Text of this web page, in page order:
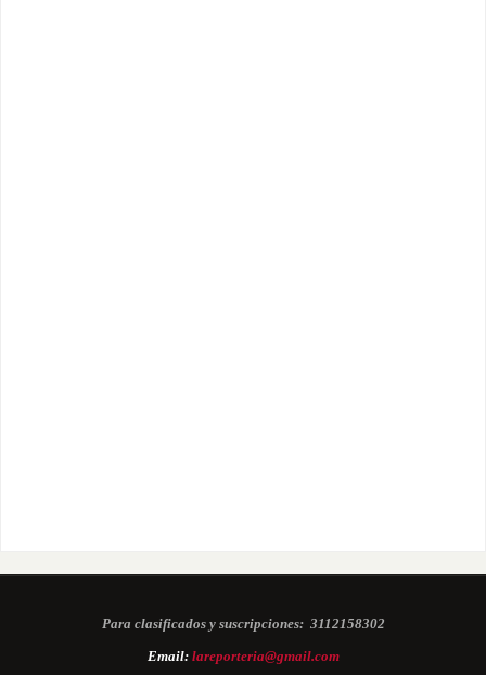
Para clasificados y suscripciones: 3112158302
Email: lareporteria@gmail.com